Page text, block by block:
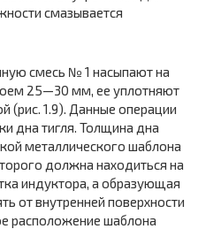
смазывается
смесь № 1 насыпают на
25—30 мм, ее уплотняют
(рис. 1.9). Данные операции
дна тигля. Толщина дна
металлического шаблона
должна находиться на
индуктора, а образующая
от внутренней поверхности
расположение шаблона